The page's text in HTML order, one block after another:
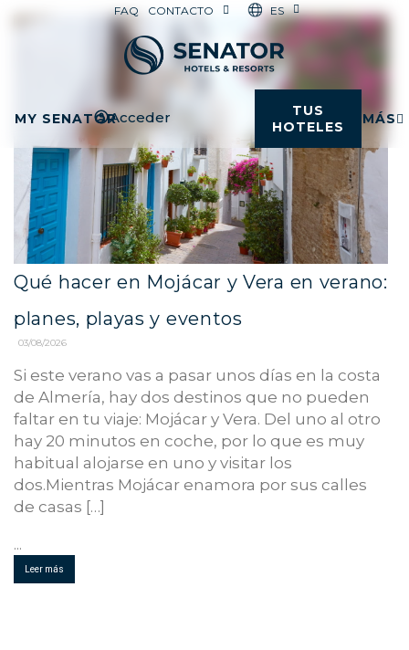
FAQ CONTACTO ES
MY SENATORAcceder
TUS
HOTELES
MÁS
Qué hacer en Mojácar y Vera en verano:
planes, playas y eventos
03/08/2026
Si este verano vas a pasar unos días en la costa
de Almería, hay dos destinos que no pueden
faltar en tu viaje: Mojácar y Vera. Del uno al otro
hay 20 minutos en coche, por lo que es muy
habitual alojarse en uno y visitar los
dos.Mientras Mojácar enamora por sus calles
de casas […]
...
Leer más